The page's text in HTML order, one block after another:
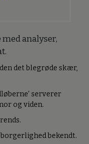
analyser,
det blegrøde skær,
serverer
og viden.
bekendt.